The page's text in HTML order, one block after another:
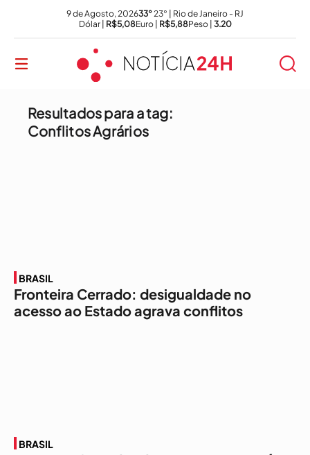
9 de Agosto, 202633°23° | Rio de Janeiro - RJ
Dólar | R$5,08Euro | R$5,88Peso | 3.20
Resultados para a tag:
Conflitos Agrários
BRASIL
Fronteira Cerrado: desigualdade no
acesso ao Estado agrava conflitos
BRASIL